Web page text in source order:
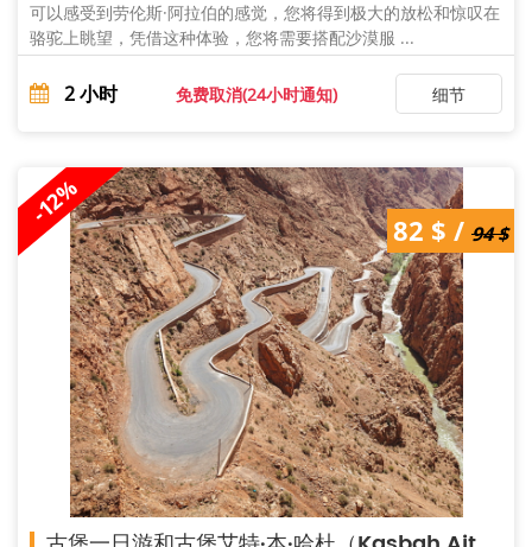
可以感受到劳伦斯·阿拉伯的感觉，您将得到极大的放松和惊叹在
骆驼上眺望，凭借这种体验，您将需要搭配沙漠服 ...
2小时 免费取消(24小时通知) 细节
-12%
94 $ / 82 $
82 $ / 94 $